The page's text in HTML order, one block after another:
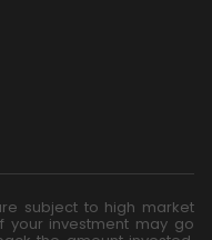
subject to high market
your investment may go